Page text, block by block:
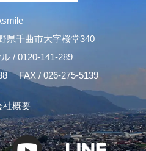
用する目的）
目的は，以下のとおりです。
の閲覧や修正，利用状況の閲覧を
所，連絡先，支払方法などの登録
された商品，およびそれらの代金
をするためにメールアドレスを利
付したり必要に応じて連絡したり
先情報を利用する目的
ために，氏名，生年月日，住所，
千曲市大字桜堂340
/ 0120-141-289
FAX / 026-275-5139
社概要